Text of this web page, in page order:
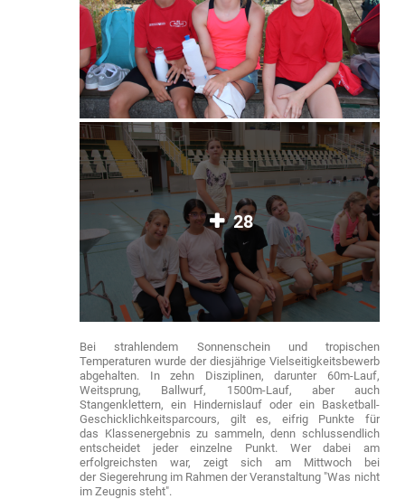
28
Bei strahlendem Sonnenschein und tropischen
Temperaturen wurde der diesjährige Vielseitigkeitsbewerb
abgehalten. In zehn Disziplinen, darunter 60m-Lauf,
Weitsprung, Ballwurf, 1500m-Lauf, aber auch
Stangenklettern, ein Hindernislauf oder ein Basketball-
Geschicklichkeitsparcours, gilt es, eifrig Punkte für
das Klassenergebnis zu sammeln, denn schlussendlich
entscheidet jeder einzelne Punkt. Wer dabei am
erfolgreichsten war, zeigt sich am Mittwoch bei
der Siegerehrung im Rahmen der Veranstaltung "Was nicht
im Zeugnis steht".